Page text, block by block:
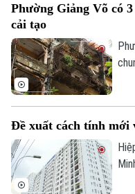
Chuyên mục
Hà Nội
Chính trị
Hà Nội
Nhịp sống Hà Nội
Phường Giảng Võ có
cải tạo
Đề xuất cách tính mới